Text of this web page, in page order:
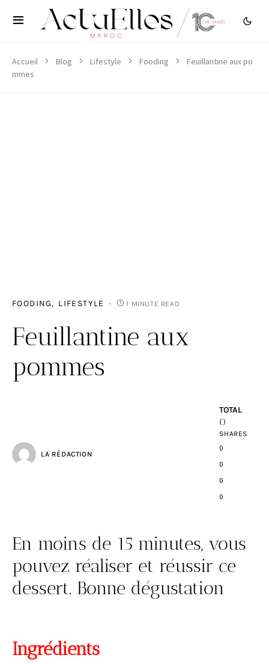
Accueil Blog Lifestyle Fooding
Feuillantine aux po
mmes
FOODING LIFESTYLE 1 MINUTE READ
Feuillantine aux
pommes
LA RÉDACTION
TOTAL
0
SHARES
0
0
0
0
En moins de 15 minutes, vous
pouvez réaliser et réussir ce
dessert. Bonne dégustation
Ingrédients